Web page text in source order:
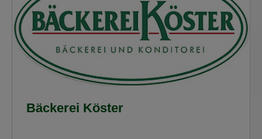
Bäckerei Köster